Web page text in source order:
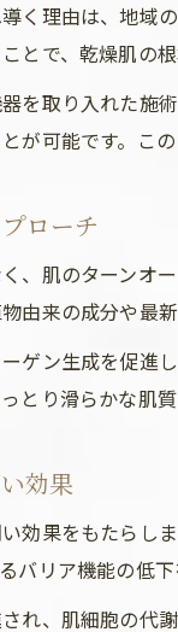
く理由は、地域
で、乾燥肌の
を取り入れた施
が可能です。こ
ローチ
、肌のターンオ
由来の成分や最
ゲン生成を促進
とり滑らかな肌質
効果
効果をもたらし
リア機能の低
れ、肌細胞の代